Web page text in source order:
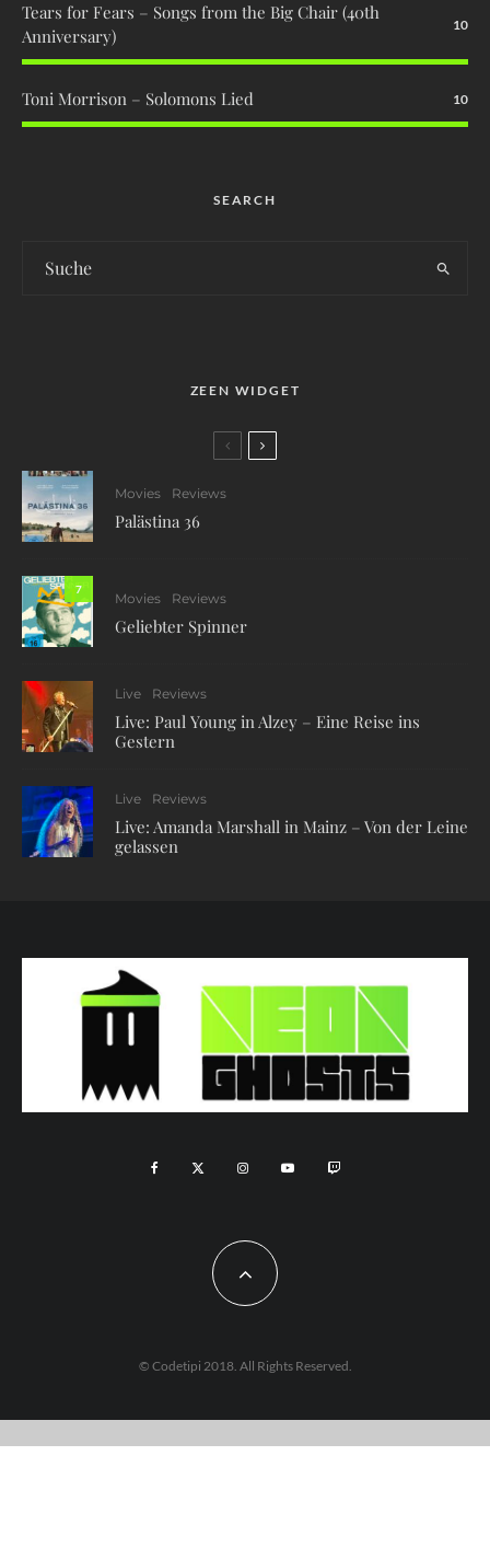
Tears for Fears – Songs from the Big Chair (40th
Anniversary)
10
Toni Morrison – Solomons Lied 10
SEARCH
ZEEN WIDGET
Movies Reviews
Palästina 36
7
Movies Reviews
Geliebter Spinner
Live Reviews
Live: Paul Young in Alzey – Eine Reise ins
Gestern
Live Reviews
Live: Amanda Marshall in Mainz – Von der Leine
gelassen
© Codetipi 2018. All Rights Reserved.